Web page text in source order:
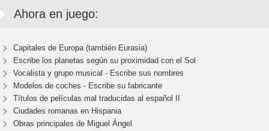
Ahora en juego:
Capitales de Europa (también Eurasia)
Escribe los planetas según su proximidad con el Sol
Vocalista y grupo musical - Escribe sus nombres
Modelos de coches - Escribe su fabricante
Títulos de películas mal traducidas al español II
Ciudades romanas en Hispania
Obras principales de Miguel Ángel